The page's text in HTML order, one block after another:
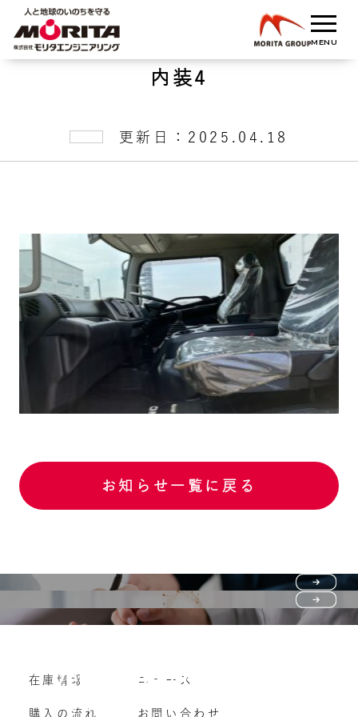
内装4
更新日：2025.04.18
お知らせ一覧に戻る
購入の流れ
よくいただくご質問
Vehicle purchase
車両買い取り
在庫情報
購入の流れ
ニュース
お問い合わせ